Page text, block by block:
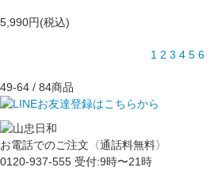
5,990円(税込)
1 2 3 4 5 6
49-64 / 84商品
お電話でのご注文〈通話料無料〉
0120-937-555 受付:9時〜21時